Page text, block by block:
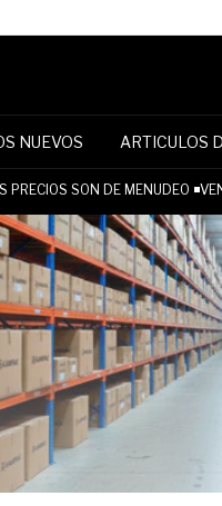
NUEVOS ARTICULOS
PRECIOS SON DE MENUDEO